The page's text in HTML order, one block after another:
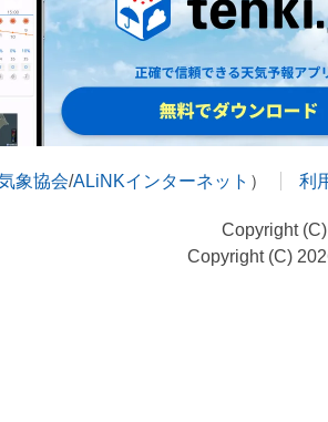
象協会/ALiNKインターネット ） 利
Copyright
Copyright (C)